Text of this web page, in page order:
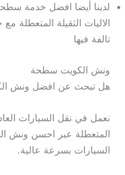
لدينا أيضا افضل خدمة
الاليات الثقيلة المتعطلة
تالفة فيها
ونش الكويت سطحة
هل تبحث عن افضل ونش
نعمل في نقل السيارات
المتعطلة عبر احسن ونش
السيارات بسرعة عالية.